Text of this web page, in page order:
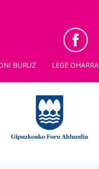
BURUZ LEGE OHARRA